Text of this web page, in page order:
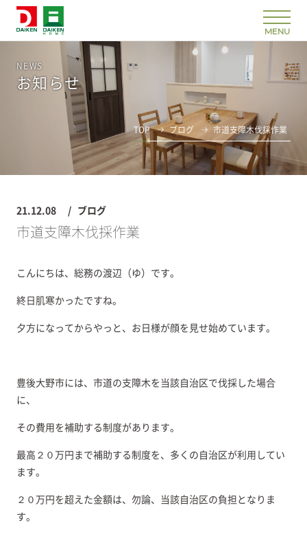
NEWS
お知らせ
TOP ブログ 市道支障木伐採作業
21.12.08 ブログ
市道支障木伐採作業
こんにちは、総務の渡辺（ゆ）です。
終日肌寒かったですね。
夕方になってからやっと、お日様が顔を見せ始めています。
豊後大野市には、市道の支障木を当該自治区で伐採した場合
に、
その費用を補助する制度があります。
最高２０万円まで補助する制度を、多くの自治区が利用してい
ます。
２０万円を超えた金額は、勿論、当該自治区の負担となりま
す。